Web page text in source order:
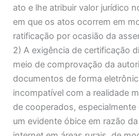
ato e lhe atribuir valor jurídico
em que os atos ocorrem em
ratificação por ocasião da
2) A exigência de certificação
meio de comprovação da
documentos de forma
incompatível com a realidade
de cooperados,
um evidente óbice em razão